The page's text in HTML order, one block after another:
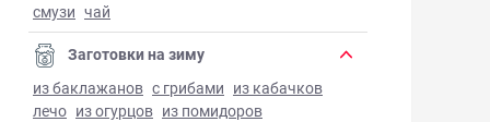
смузи чай
Заготовки на зиму
из баклажанов с грибами из кабачков
лечо из огурцов из помидоров